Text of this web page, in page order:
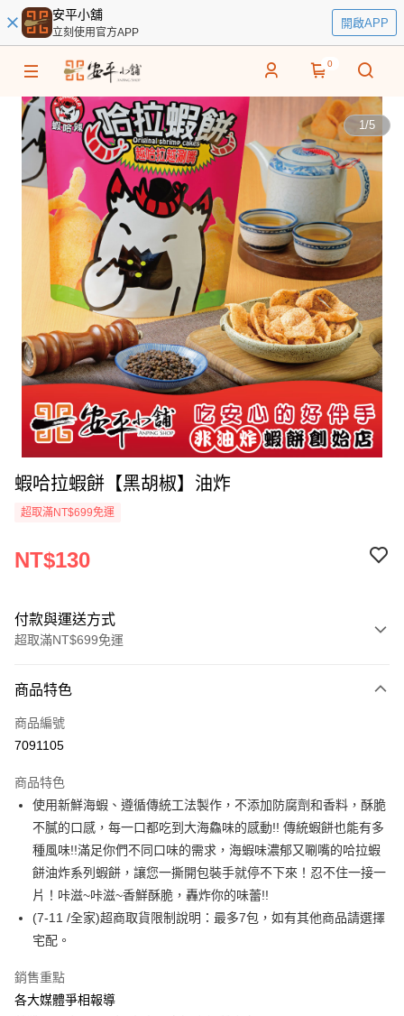
安平小舖
立刻使用官方APP
開啟APP
0
1/5
蝦哈拉蝦餅【黑胡椒】油炸
超取滿NT$699免運
NT$130
付款與運送方式
超取滿NT$699免運
信用卡一次付款
超商取貨付款
Apple Pay
悠遊付
Google Pay
全盈+PAY
ATM付款
運送方式
全家取貨付款699免運
商品特色
商品編號
7091105
商品特色
使用新鮮海蝦、遵循傳統工法製作，不添加防腐劑和香料，酥脆
不膩的口感，每一口都吃到大海鱻味的感動!! 傳統蝦餅也能有多
種風味!!滿足你們不同口味的需求，海蝦味濃郁又唰嘴的哈拉蝦
餅油炸系列蝦餅，讓您一撕開包裝手就停不下來！忍不住一接一
片！咔滋~咔滋~香鮮酥脆，轟炸你的味蕾!!
(7-11 /全家)超商取貨限制說明：最多7包，如有其他商品請選擇
宅配。
銷售重點
各大媒體爭相報導